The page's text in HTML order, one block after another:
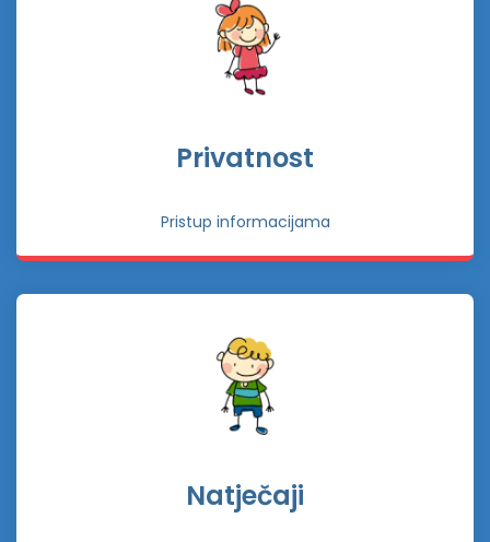
Privatnost
Pristup informacijama
Natječaji